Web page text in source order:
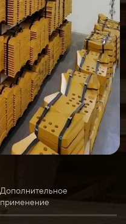
Дополнительное
применение